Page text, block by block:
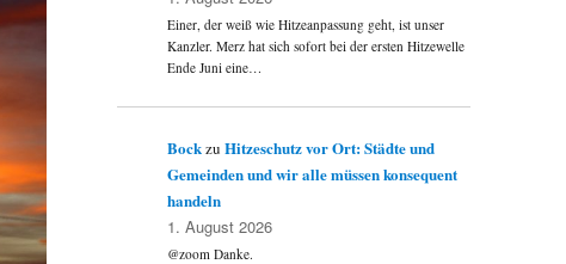
Einer, der weiß wie Hitzeanpassung geht, ist unser
Kanzler. Merz hat sich sofort bei der ersten Hitzewelle
Ende Juni eine…
BockzuHitzeschutz vor Ort: Städte und
Gemeinden und wir alle müssen konsequent
handeln
1. August 2026
@zoom Danke.